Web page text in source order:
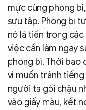
mực cùng phong
sưu tập. Phong bì
nó là tiền trong
việc cần làm ngay
phong bì. Thời bao
vì muốn tránh
người ta gói chậu
vào giấy màu, kết